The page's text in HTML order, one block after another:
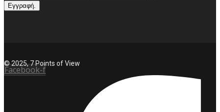
© 2025, 7 Points of View
Facebook-f